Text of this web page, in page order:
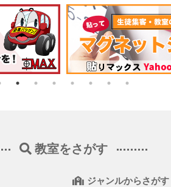
教室をさがす
ジャンルからさがす